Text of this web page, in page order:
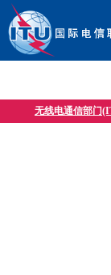
无线电通信部门